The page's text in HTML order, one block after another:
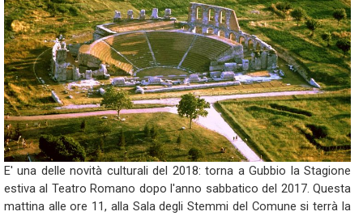
E' una delle novità culturali del 2018: torna a Gubbio la Stagione
estiva al Teatro Romano dopo l'anno sabbatico del 2017. Questa
mattina alle ore 11, alla Sala degli Stemmi del Comune si terrà la